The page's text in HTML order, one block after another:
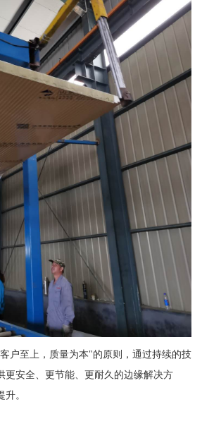
户至上，质量为本"的原则，通过持续的技
更安全、更节能、更耐久的边缘解决方
。